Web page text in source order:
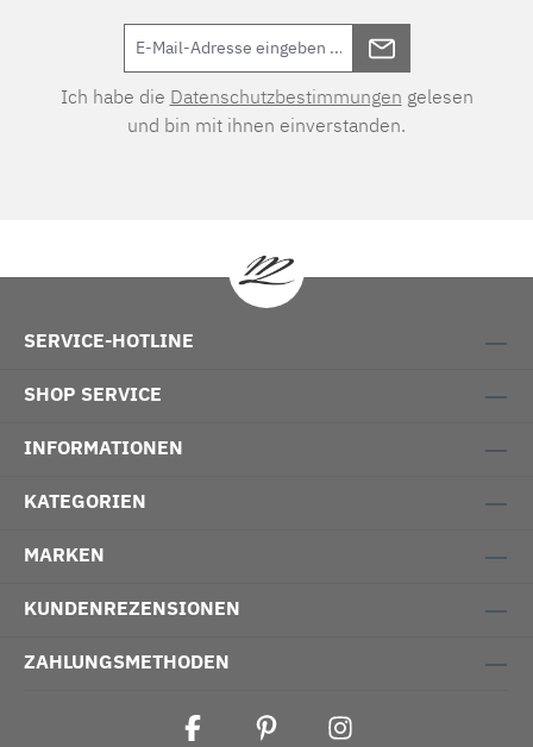
Ich habe die Datenschutzbestimmungen gelesen
und bin mit ihnen einverstanden.
SERVICE-HOTLINE
SHOP SERVICE
INFORMATIONEN
KATEGORIEN
MARKEN
KUNDENREZENSIONEN
ZAHLUNGSMETHODEN